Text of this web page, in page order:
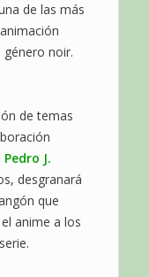
de las más
género noir.
de temas
Pedro J.
desgranará
que
anime a los